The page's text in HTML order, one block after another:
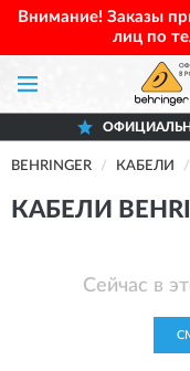
Внимание! Заказы
лиц по
BEHRINGER КАБЕЛИ
КАБЕЛИ
Сейчас в